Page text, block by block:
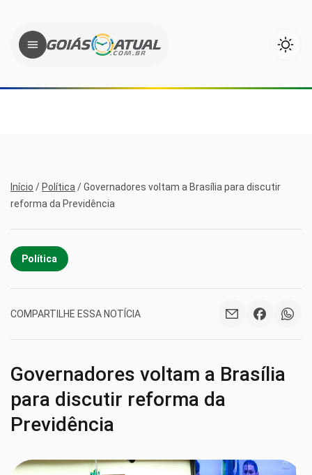
Início / Política /Governadores voltam a Brasília para discutir
reforma da Previdência
Política
COMPARTILHE ESSA NOTÍCIA
Governadores voltam a Brasília
para discutir reforma da
Previdência